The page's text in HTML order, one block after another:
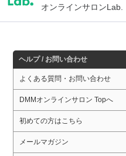
オンラインサロンLab.
ヘルプ / お問い合わせ
よくある質問・お問い合わせ
DMMオンラインサロン Topへ
初めての方はこちら
メールマガジン